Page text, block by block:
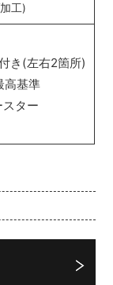
工)
き(左右2箇所)
高基準
ター